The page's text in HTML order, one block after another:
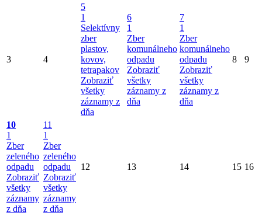
3 4
5
1
Selektívny
zber
plastov,
kovov,
tetrapakov
Zobraziť
všetky
záznamy z
dňa
6
1
Zber
komunálneho
odpadu
Zobraziť
všetky
záznamy z
dňa
7
1
Zber
komunálneho
odpadu
Zobraziť
všetky
záznamy z
dňa
8 9
10
1
Zber
zeleného
odpadu
Zobraziť
všetky
záznamy
z dňa
11
1
Zber
zeleného
odpadu
Zobraziť
všetky
záznamy
z dňa
12 13 14 15 16